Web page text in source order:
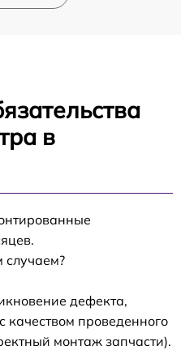
в
случаем?
дефекта,
качеством проведенного
монтаж запчасти).